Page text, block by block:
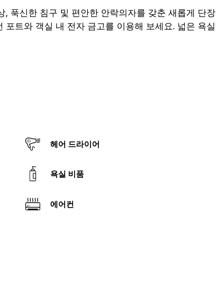
푹신한 침구 및 편안한 안락의자를 갖춘 새롭게 단장
트와 객실 내 전자 금고를 이용해 보세요. 넓은 욕실
헤어 드라이어
욕실 비품
에어컨